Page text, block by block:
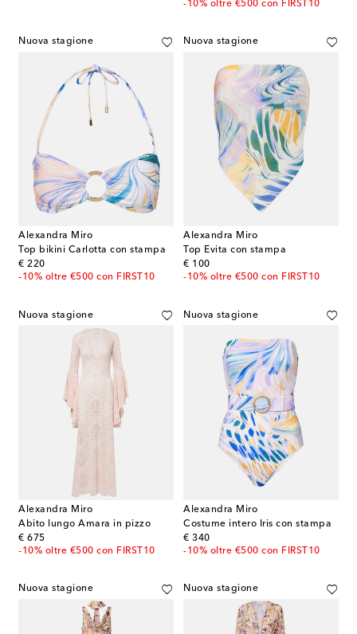
-10% oltre €500 con FIRST10
Nuova stagione
Alexandra Miro
Top bikini Carlotta con stampa
€ 220
original price
-10% oltre €500 con FIRST10
Nuova stagione
Alexandra Miro
Top Evita con stampa
€ 100
original price
-10% oltre €500 con FIRST10
Nuova stagione
Alexandra Miro
Abito lungo Amara in pizzo
€ 675
original price
-10% oltre €500 con FIRST10
Nuova stagione
Alexandra Miro
Costume intero Iris con stampa
€ 340
original price
-10% oltre €500 con FIRST10
Nuova stagione Nuova stagione